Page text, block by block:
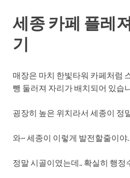
세종 카페 플레
기
매장은 마치 한빛타워 카페처럼
뺑 둘러져 자리가 배치되어 있습
굉장히 높은 위치라서 세종이 정
와~ 세종이 이렇게 발전할줄이
정말 시골이였는데.. 확실히 행정